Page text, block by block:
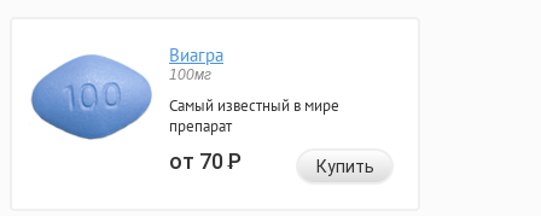
Виагра
100мг
Самый известный в мире
препарат
от 70Р Купить